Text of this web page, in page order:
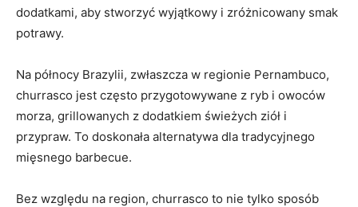
dodatkami, aby stworzyć wyjątkowy ⁤i zróżnicowany smak
potrawy.
Na północy ​Brazylii,⁣ zwłaszcza w regionie Pernambuco,​
churrasco jest często przygotowywane z ryb i owoców
morza, grillowanych z dodatkiem świeżych ziół i
przypraw. To doskonała‍ alternatywa dla tradycyjnego​
mięsnego ‍barbecue.
Bez względu⁢ na region, churrasco to nie tylko sposób